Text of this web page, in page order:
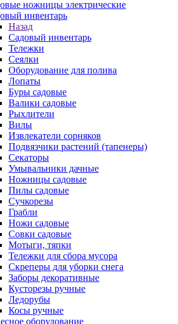
ножницы электрические
инвентарь
Назад
Садовый инвентарь
Тележки
Сеялки
Оборудование для полива
Лопаты
Буры садовые
Валики садовые
Рыхлители
Вилы
Извлекатели сорняков
Подвязчики растений (тапенеры)
Секаторы
Умывальники дачные
Ножницы садовые
Пилы садовые
Сучкорезы
Грабли
Ножи садовые
Совки садовые
Мотыги, тяпки
Тележки для сбора мусора
Скреперы для уборки снега
Заборы декоративные
Кусторезы ручные
Ледорубы
Косы ручные
оборудование